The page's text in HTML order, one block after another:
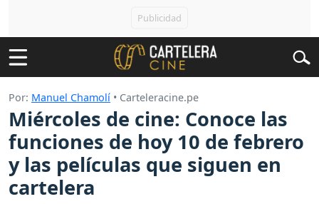
Por: Manuel Chamolí • Carteleracine.pe
Miércoles de cine: Conoce las
funciones de hoy 10 de febrero
y las películas que siguen en
cartelera